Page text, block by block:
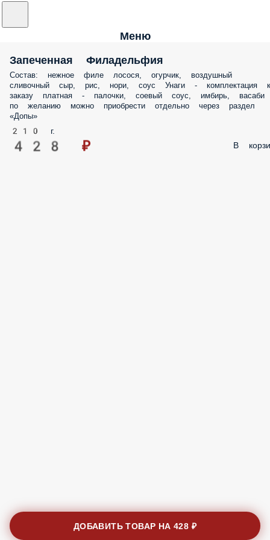
Меню
Запеченная Филадельфия
Состав: нежное филе лосося, огурчик, воздушный
сливочный сыр, рис, нори, соус Унаги - комплектация к
заказу платная - палочки, соевый соус, имбирь, васаби
по желанию можно приобрести отдельно через раздел
«Допы»
210 г.
428 ₽ В
ДОБАВИТЬ ТОВАР НА428 ₽